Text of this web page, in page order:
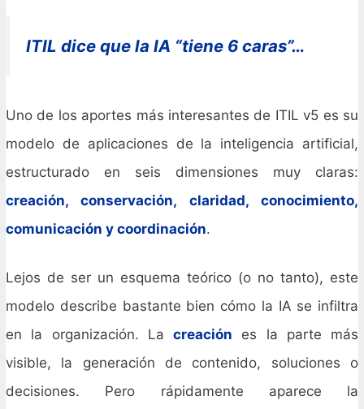
ITIL dice que la IA “tiene 6 caras”…
Uno de los aportes más interesantes de ITIL v5 es su
modelo de aplicaciones de la inteligencia artificial,
estructurado en seis dimensiones muy claras:
creación, conservación, claridad, conocimiento,
comunicación y coordinación.
Lejos de ser un esquema teórico (o no tanto), este
modelo describe bastante bien cómo la IA se infiltra
en la organización. La creación es la parte más
visible, la generación de contenido, soluciones o
decisiones. Pero rápidamente aparece la